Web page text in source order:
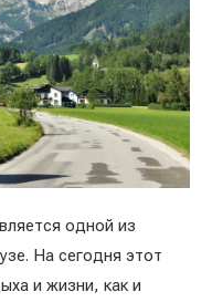
одной из
На сегодня этот
и жизни, как и